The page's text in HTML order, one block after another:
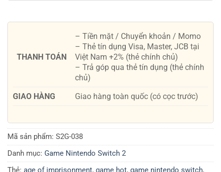
THANH TOÁN
– Tiền mặt / Chuyển khoản / Momo
– Thẻ tín dụng Visa, Master, JCB tại
Việt Nam +2% (thẻ chính chủ)
– Trả góp qua thẻ tín dụng (thẻ chính
chủ)
GIAO HÀNG
Giao hàng toàn quốc (có cọc trước)
Mã sản phẩm: S2G-038
Danh mục: Game Nintendo Switch 2
Thẻ: age of imprisonment, game hot, game nintendo switch,